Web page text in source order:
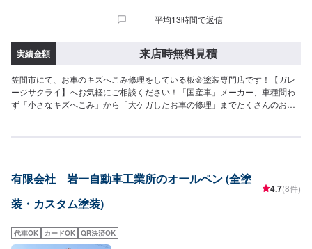
平均13時間で返信
実績金額 来店時無料見積
笠間市にて、お車のキズへこみ修理をしている板金塗装専門店です！【ガレ
ージサクライ】へお気軽にご相談ください！「国産車」メーカー、車種問わ
ず「小さなキズへこみ」から「大ケガしたお車の修理」までたくさんのお車
があまり取れない…などのご相談もお気軽にどうぞ！【1】オファーにてお問
する場合がございます。予めご了承ください。-----ご来店時の注意、受付方
法-----入庫の際はお気をつけてお越しください。駐車スペースはガレージ前の
空いているスペースに駐車してください。受付はスタッフへ「メンテモで予
定休日：月曜日、第2日曜日、第4日曜日・祝日・ＧＷ・お盆・年末年始営業
時間：9:00~18:00
有限会社 岩一自動車工業所のオールペン (全塗
装・カスタム塗装)
4.7(8件)
代車OK カードOK QR決済OK